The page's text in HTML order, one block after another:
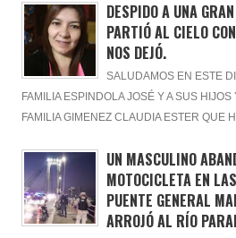
DESPIDO A UNA
PARTIÓ AL CIELO
NOS DEJÓ.
SALUDAMOS EN ESTE
FAMILIA ESPINDOLA JOSÉ Y A SUS
FAMILIA GIMENEZ CLAUDIA ESTER QUE
UN MASCULINO
MOTOCICLETA EN
PUENTE GENERAL
ARROJÓ AL RÍO